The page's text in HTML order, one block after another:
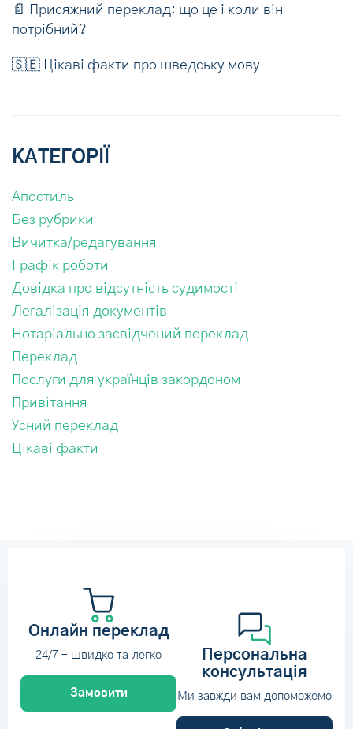
📄 Присяжний переклад: що це і коли він
потрібний?
🇸🇪 Цікаві факти про шведську мову
КАТЕГОРІЇ
Апостиль
Без рубрики
Вичитка/редагування
Графік роботи
Довідка про відсутність судимості
Легалізація документів
Нотаріально засвідчений переклад
Переклад
Послуги для українців закордоном
Привітання
Усний переклад
Цікаві факти
Онлайн переклад
24/7 – швидко та легко
Замовити
Персональна
консультація
Ми завжди вам допоможемо